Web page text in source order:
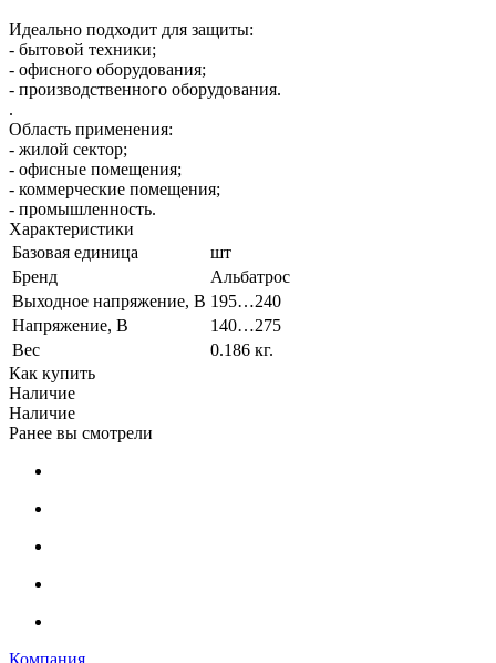
Идеально подходит для защиты:
- бытовой техники;
- офисного оборудования;
- производственного оборудования.
.
Область применения:
- жилой сектор;
- офисные помещения;
- коммерческие помещения;
- промышленность.
Характеристики
Базовая единица
шт
Бренд
Альбатрос
Выходное напряжение, В 195…240
Напряжение, В
140…275
Вес
0.186 кг.
Как купить
Наличие
Наличие
Ранее вы смотрели
Компания